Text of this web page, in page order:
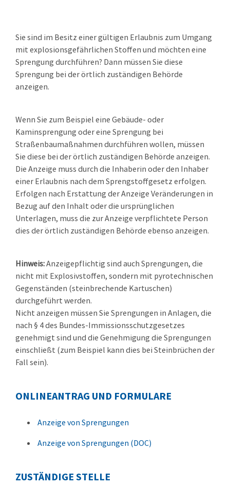
Sie sind im Besitz einer gültigen Erlaubnis zum Umgang
mit explosionsgefährlichen Stoffen und möchten eine
Sprengung durchführen? Dann müssen Sie diese
Sprengung bei der örtlich zuständigen Behörde
anzeigen.
Wenn Sie zum Beispiel eine Gebäude- oder
Kaminsprengung oder eine Sprengung bei
Straßenbaumaßnahmen durchführen wollen, müssen
Sie diese bei der örtlich zuständigen Behörde anzeigen.
Die Anzeige muss durch die Inhaberin oder den Inhaber
einer Erlaubnis nach dem Sprengstoffgesetz erfolgen.
Erfolgen nach Erstattung der Anzeige Veränderungen in
Bezug auf den Inhalt oder die ursprünglichen
Unterlagen, muss die zur Anzeige verpflichtete Person
dies der örtlich zuständigen Behörde ebenso anzeigen.
Hinweis:Anzeigepflichtig sind auch Sprengungen, die
nicht mit Explosivstoffen, sondern mit pyrotechnischen
Gegenständen (steinbrechende Kartuschen)
durchgeführt werden.
Nicht anzeigen müssen Sie Sprengungen in Anlagen, die
nach § 4 des Bundes-Immissionsschutzgesetzes
genehmigt sind und die Genehmigung die Sprengungen
einschließt (zum Beispiel kann dies bei Steinbrüchen der
Fall sein).
ONLINEANTRAG UND FORMULARE
Anzeige von Sprengungen
Anzeige von Sprengungen (DOC)
ZUSTÄNDIGE STELLE